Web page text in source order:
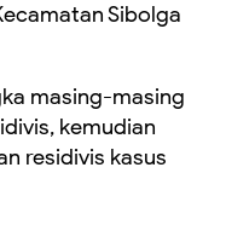
Sibolga
masing-masing
kemudian
residivis kasus